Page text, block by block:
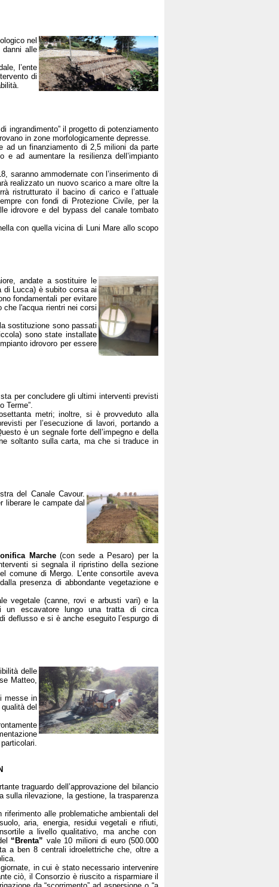
nel
danni alle
l’ente
di
ingrandimento” il progetto di potenziamento
in zone morfologicamente depresse.
ad un finanziamento di 2,5 milioni da parte
e ad aumentare la resilienza dell’impianto
saranno ammodernate con l’inserimento di
realizzato un nuovo scarico a mare oltre la
ristrutturato il bacino di carico e l’attuale
con fondi di Protezione Civile, per la
idrovore e del bypass del canale tombato
con quella vicina di Luni Mare allo scopo
andate a sostituire le
di Lucca) è subito corsa ai
fondamentali per evitare
che l'acqua rientri nei corsi
sostituzione sono passati
sono state installate
idrovoro per essere
per concludere gli ultimi interventi previsti
Terme”.
metri; inoltre, si è provveduto alla
per l’esecuzione di lavori, portando a
è un segnale forte dell’impegno e della
soltanto sulla carta, ma che si traduce in
del Canale Cavour.
liberare le campate dal
Marche(con sede a Pesaro) per la
si segnala il ripristino della sezione
di Mergo. L’ente consortile aveva
presenza di abbondante vegetazione e
vegetale (canne, rovi e arbusti vari) e la
un escavatore lungo una tratta di circa
deflusso e si è anche eseguito l’espurgo di
delle
Matteo,
messe in
del
traguardo dell’approvazione del bilancio
sulla rilevazione, la gestione, la trasparenza
alle problematiche ambientali del
aria, energia, residui vegetali e rifiuti,
a livello qualitativo, ma anche con
“Brenta” vale 10 milioni di euro (500.000
a ben 8 centrali idroelettriche che, oltre a
in cui è stato necessario intervenire
ciò, il Consorzio è riuscito a risparmiare il